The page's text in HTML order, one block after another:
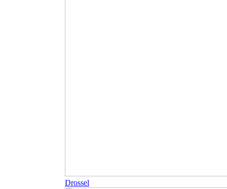
Drossel